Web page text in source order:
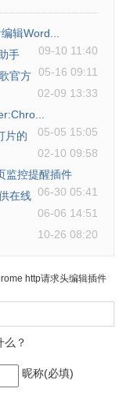
辑Word...
09-10 11:40
手
05-16 09:11
官方
02-09 13:33
05-05 15:05
片的
02-10 09:58
监控提醒插件
06-30 05:41
在线
06-06 14:51
10-26 08:20
http请求头编辑插件
么？
昵称(必填)